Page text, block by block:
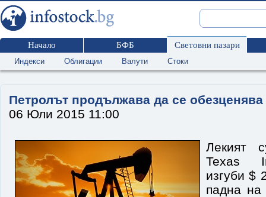
Начало БФБ Световни пазари
Индекси Облигации Валути Стоки
Петролът продължава да се обезценява
06 Юли 2015 11:00
Лекият
Texas
изгуби $
падна